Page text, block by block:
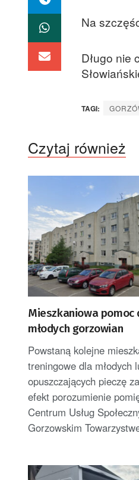
Na
Długo nie
TAGI:
Czytaj również
Mieszkaniowa pomoc
młodych gorzowian
Powstaną kolejne
treningowe dla młodych
opuszczających pieczę
efekt porozumienie
Centrum Usług
Gorzowskim